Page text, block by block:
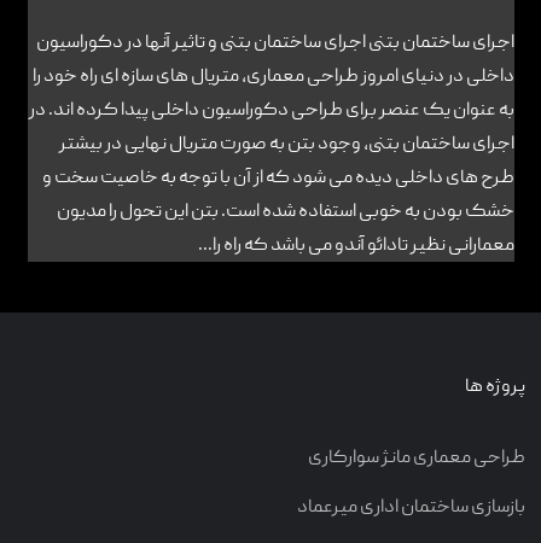
اجرای ساختمان بتنی اجرای ساختمان بتنی و تاثیر آنها در دکوراسیون
داخلی در دنیای امروز طراحی معماری، متریال های سازه ای راه خود را
به عنوان یک عنصر برای طراحی دکوراسیون داخلی پیدا کرده اند. در
اجرای ساختمان بتنی، وجود بتن به صورت متریال نهایی در بیشتر
طرح های داخلی دیده می شود که از آن با توجه به خاصیت سخت و
خشک بودن به خوبی استفاده شده است. بتن این تحول را مدیون
معمارانی نظیر تادائو آندو می باشد که راه را...
پروژه ها
طراحی معماری مانژ سوارکاری
بازسازی ساختمان اداری میرعماد